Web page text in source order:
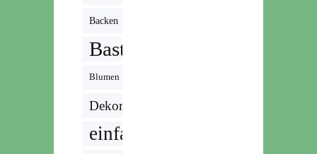
Backen
Basteln
Blumen
Dekoration
einfach